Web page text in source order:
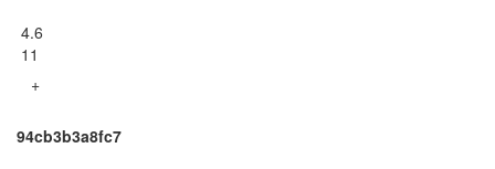
4.6
11
+
94cb3b3a8fc7